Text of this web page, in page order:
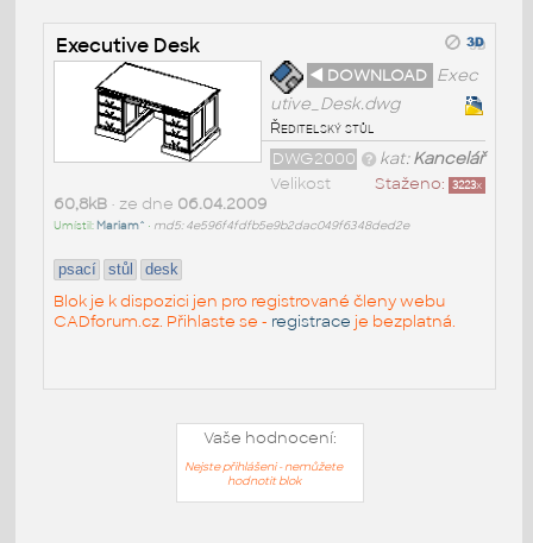
Executive Desk
◄ DOWNLOAD Exec
utive_Desk.dwg
Ředitelský stůl
kat:Kancelář
DWG2000
Staženo: 3223x
Velikost
60,8kB• ze dne 06.04.2009
Umístil: Mariam^ • md5: 4e596f4fdfb5e9b2dac049f6348ded2e
psací stůl desk
Blok je k dispozici jen pro registrované členy webu
CADforum.cz. Přihlaste se - registrace je bezplatná.
Vaše hodnocení:
Nejste přihlášeni - nemůžete
hodnotit blok